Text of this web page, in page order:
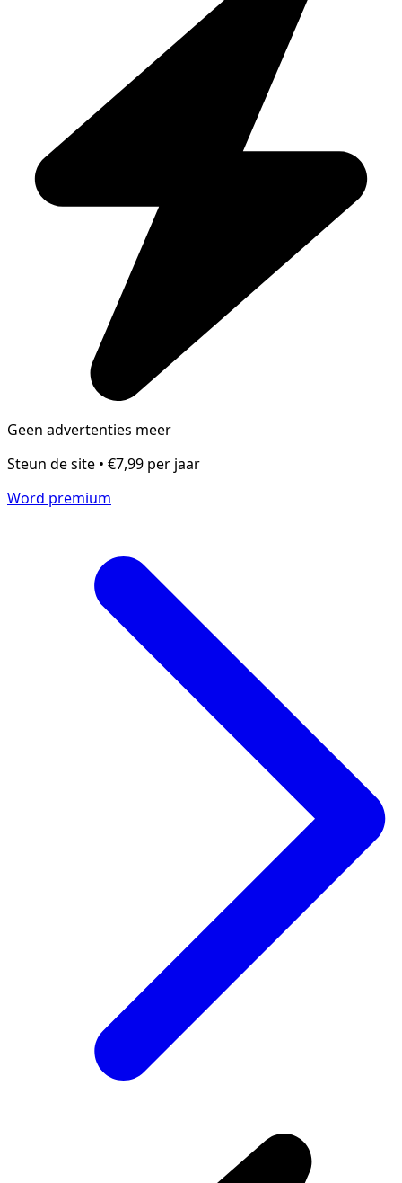
Geen advertenties meer
Steun de site • €7,99 per jaar
Word premium